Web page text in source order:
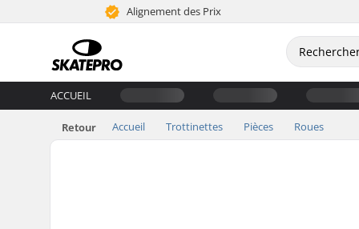
Alignement des Prix
ACCUEIL
Retour Accueil Trottinettes Pièces Roues